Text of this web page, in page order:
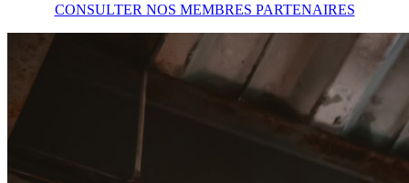
CONSULTER NOS MEMBRES PARTENAIRES